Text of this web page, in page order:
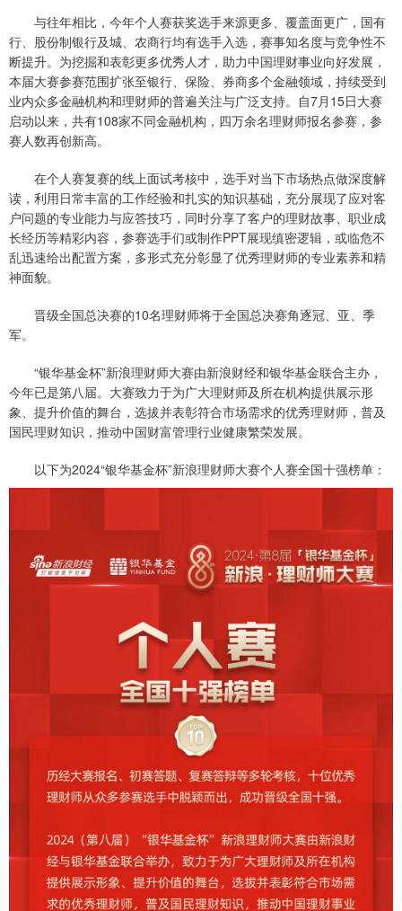
与往年相比，今年个人赛获奖选手来源更多、覆盖面更广，国有
行、股份制银行及城、农商行均有选手入选，赛事知名度与竞争性不
断提升。为挖掘和表彰更多优秀人才，助力中国理财事业向好发展，
本届大赛参赛范围扩张至银行、保险、券商多个金融领域，持续受到
业内众多金融机构和理财师的普遍关注与广泛支持。自7月15日大赛
启动以来，共有108家不同金融机构，四万余名理财师报名参赛，参
赛人数再创新高。
在个人赛复赛的线上面试考核中，选手对当下市场热点做深度解
读，利用日常丰富的工作经验和扎实的知识基础，充分展现了应对客
户问题的专业能力与应答技巧，同时分享了客户的理财故事、职业成
长经历等精彩内容，参赛选手们或制作PPT展现缜密逻辑，或临危不
乱迅速给出配置方案，多形式充分彰显了优秀理财师的专业素养和精
神面貌。
晋级全国总决赛的10名理财师将于全国总决赛角逐冠、亚、季
军。
“银华基金杯”新浪理财师大赛由新浪财经和银华基金联合主办，
今年已是第八届。大赛致力于为广大理财师及所在机构提供展示形
象、提升价值的舞台，选拔并表彰符合市场需求的优秀理财师，普及
国民理财知识，推动中国财富管理行业健康繁荣发展。
以下为2024“银华基金杯”新浪理财师大赛个人赛全国十强榜单：